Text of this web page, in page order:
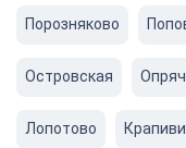
Порозняково
Островская
Лопотово